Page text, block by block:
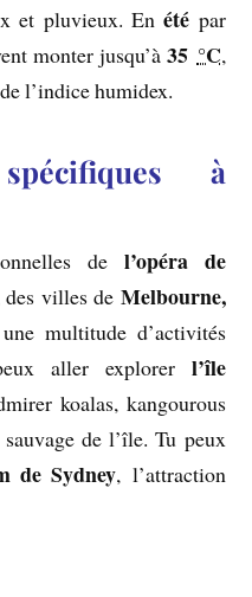
et pluvieux. Enété par
monter jusqu’à35°C,
l’indice humidex.
à
de l’opéra de
des villes de Melbourne,
multitude d’activités
aller explorer l’île
koalas, kangourous
de l’île. Tu peux
de Sydney, l’attraction